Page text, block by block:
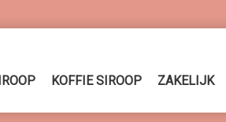
KOFFIE SIROOP ZAKELIJK